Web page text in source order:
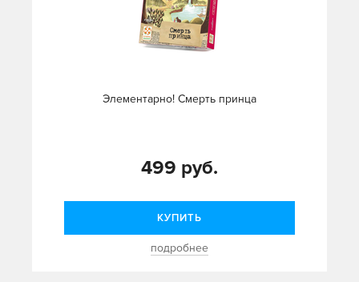
Элементарно! Смерть принца
499 руб.
КУПИТЬ
подробнее